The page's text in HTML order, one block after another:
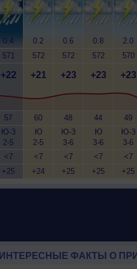
0.4
571
+22
57
Ю-З
2-5
<7
+25
0.2
572
+21
60
Ю
2-5
<7
+24
0.6
572
+23
48
Ю-З
3-6
<7
+25
0.8
572
+23
44
Ю
3-6
<7
+25
2.0
570
+23
49
Ю-З
3-6
<7
+25
ИНТЕРЕСНЫЕ ФАКТЫ О